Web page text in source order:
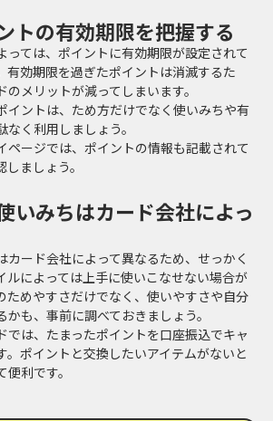
トの有効期限を把握する
っては、ポイントに有効期限が設定されて
有効期限を過ぎたポイントは消滅するた
メリットが減ってしまいます。
イントは、ため方だけでなく使いみちや有
く利用しましょう。
ページでは、ポイントの情報も記載されて
ましょう。
いみちはカード会社によっ
カード会社によって異なるため、せっかく
ルによっては上手に使いこなせない場合が
ためやすさだけでなく、使いやすさや自分
も、事前に調べておきましょう。
では、たまったポイントを口座振込でキャ
。ポイントと交換したいアイテムがないと
利です。